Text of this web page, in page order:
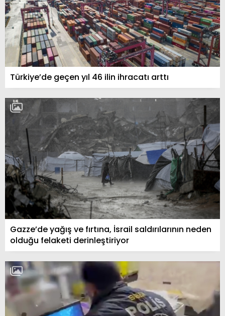
Türkiye’de geçen yıl 46 ilin ihracatı arttı
Gazze’de yağış ve fırtına, İsrail saldırılarının neden
olduğu felaketi derinleştiriyor